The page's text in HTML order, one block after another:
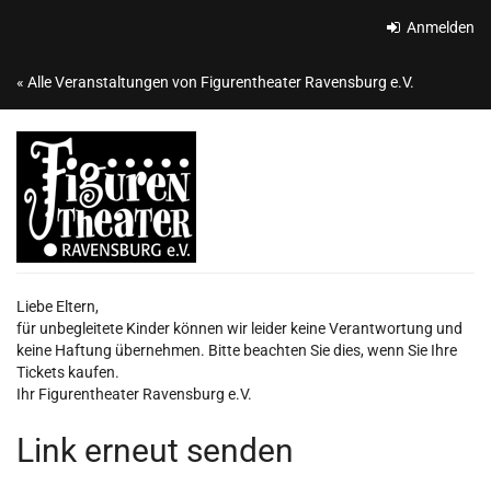
springen
Anmelden
« Alle Veranstaltungen von Figurentheater Ravensburg e.V.
Liebe Eltern,
für unbegleitete Kinder können wir leider keine Verantwortung und
keine Haftung übernehmen. Bitte beachten Sie dies, wenn Sie Ihre
Tickets kaufen.
Ihr Figurentheater Ravensburg e.V.
Link erneut senden